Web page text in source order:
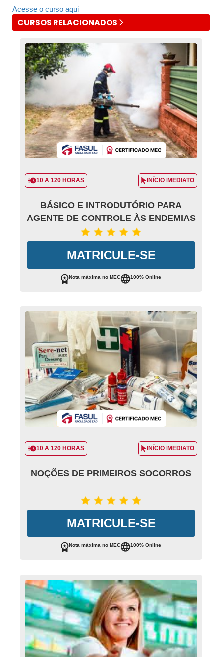
Acesse o curso aqui
CURSOS RELACIONADOS
10 A 120 HORAS INÍCIO IMEDIATO
BÁSICO E INTRODUTÓRIO PARA
AGENTE DE CONTROLE ÀS ENDEMIAS
MATRICULE-SE
Nota máxima no MEC 100% Online
10 A 120 HORAS INÍCIO IMEDIATO
NOÇÕES DE PRIMEIROS SOCORROS
MATRICULE-SE
Nota máxima no MEC 100% Online